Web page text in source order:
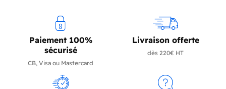
Paiement 100%
sécurisé
CB, Visa ou Mastercard
Livraison offerte
dès 220€ HT